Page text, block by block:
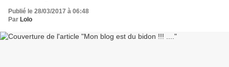
Publié le 28/03/2017 à 06:48
Par Lolo